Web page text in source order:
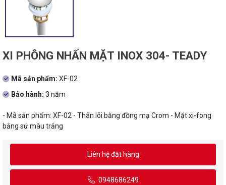
XI PHÔNG NHẤN MẶT INOX 304- TEADY
Mã sản phẩm: XF-02
Bảo hành: 3 năm
- Mã sản phẩm: XF-02 - Thân lõi bằng đồng mạ Crom - Mặt xi-fong
bằng sứ màu trắng
Liên hệ đặt hàng
0948686249